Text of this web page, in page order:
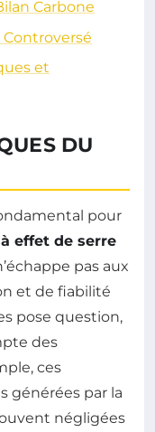
Carbone
et
DU
pour
effet de serre
pas aux
et de fiabilité
pose question,
des
ces
générées par la
négligées